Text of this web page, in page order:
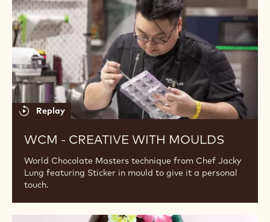
Replay
WCM - CREATIVE WITH MOULDS
World Chocolate Masters technique from Chef Jacky
Lung featuring Sticker in mould to give it a personal
touch.
-
Creative
with
moulds